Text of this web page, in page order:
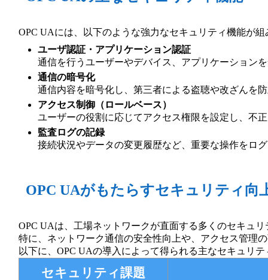
OPC UAには、以下のような強力なセキュリティ機能が
ユーザ認証・アプリケーション認証
通信を行うユーザーやデバイス、アプリケーション
通信の暗号化
通信内容を暗号化し、第三者による盗聴や改ざんを
アクセス制御（ロールベース）
ユーザーの役割に応じてアクセス権限を設定し、不
監査ログの記録
接続状況やデータの変更履歴など、重要な操作をロ
OPC UAがもたらすセキュリティ向
OPC UAは、工場ネットワークが直面する多くのセキュ
特に、ネットワーク通信の安全性向上や、アクセス管理
以下に、OPC UAの導入によって得られる主なセキュリ
セキュリティ課題